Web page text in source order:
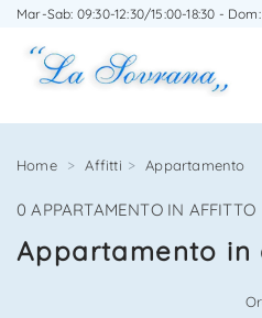
Mar-Sab: 09:30-12:30/15:00-18:30 -
Home Affitti Appartamento
0 APPARTAMENTO IN AFFITTO
Appartamento
SCRIVICI SENZA IMPEGNO
Agenzia